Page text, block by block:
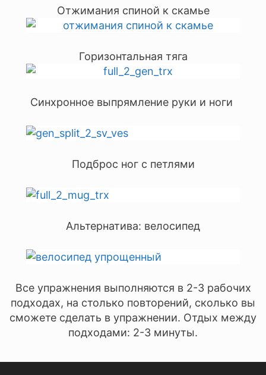
Отжимания спиной к скамье
Горизонтальная тяга
Синхронное выпрямление руки и ноги
Подброс ног с петлями
Альтернатива: велосипед
Все упражнения выполняются в 2-3 рабочих
подходах, на столько повторений, сколько вы
сможете сделать в упражнении. Отдых между
подходами: 2-3 минуты.